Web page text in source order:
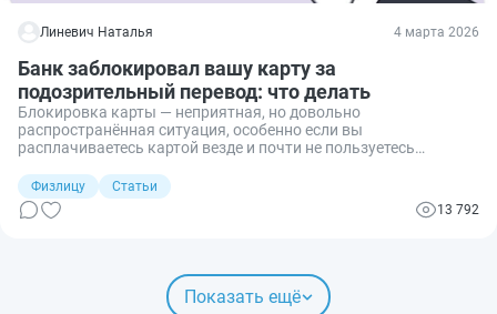
Линевич Наталья 4 марта 2026
Банк заблокировал вашу карту за
подозрительный перевод: что делать
Блокировка карты — неприятная, но довольно
распространённая ситуация, особенно если вы
расплачиваетесь картой везде и почти не пользуетесь
блокирует карту или счёт, как снять блокировку, сколько это
занимает времени и как действовать, если разблокировать
карту не получается.
Физлицу
Статьи
13 792
Показать ещё